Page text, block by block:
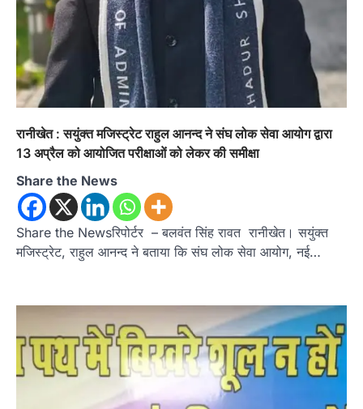
रानीखेत : सयुंक्त मजिस्ट्रेट राहुल आनन्द ने संघ लोक सेवा आयोग द्वारा
13 अप्रैल को आयोजित परीक्षाओं को लेकर की समीक्षा
Share the News
Share the Newsरिपोर्टर – बलवंत सिंह रावत रानीखेत। सयुंक्त
मजिस्ट्रेट, राहुल आनन्द ने बताया कि संघ लोक सेवा आयोग, नई…